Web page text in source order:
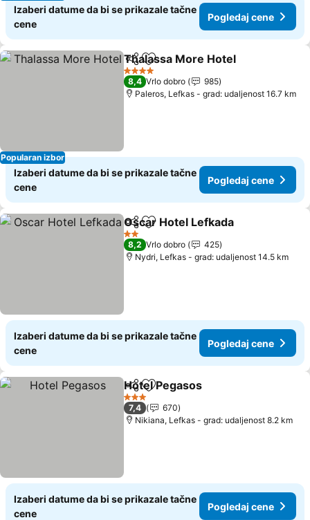
Izaberi datume da bi se prikazale tačne
cene
Pogledaj cene
Popularan izbor
Deli Dodati u favorite
Thalassa More Hotel
4 Zvezdice
8,4 Vrlo dobro
985
Paleros, Lefkas - grad: udaljenost 16.7 km
Izaberi datume da bi se prikazale tačne
cene
Pogledaj cene
Deli Dodati u favorite
Oscar Hotel Lefkada
2 Zvezdice
8,2 Vrlo dobro
425
Nydri, Lefkas - grad: udaljenost 14.5 km
Izaberi datume da bi se prikazale tačne
cene
Pogledaj cene
Deli Dodati u favorite
Hotel Pegasos
3 Zvezdice
7,4
670
Nikiana, Lefkas - grad: udaljenost 8.2 km
Izaberi datume da bi se prikazale tačne
cene
Pogledaj cene